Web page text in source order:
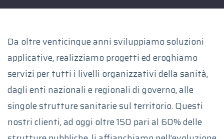
Da oltre venticinque anni sviluppiamo soluzioni
applicative, realizziamo progetti ed eroghiamo
servizi per tutti i livelli organizzativi della sanità,
dagli enti nazionali e regionali di governo, alle
singole strutture sanitarie sul territorio. Questi
nostri clienti, ad oggi oltre 150 pari al 60% delle